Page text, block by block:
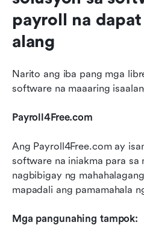
payroll na
alang
Narito ang iba pang mga
software na maaaring
Payroll4Free.com
Ang Payroll4Free.com ay
software na iniakma para sa
nagbibigay ng
mapadali ang pamamahala
Mga pangunahing tampok: